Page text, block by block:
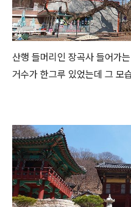
산행 들머리인 장곡사 들어가
거수가 한그루 있었는데 그 모